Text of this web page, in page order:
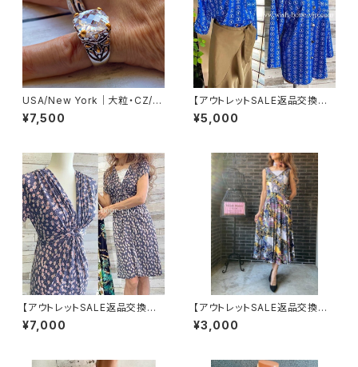
USA/New York｜大粒・CZ/キ
ュービックジルコニア アンティ
ークデザイン｜ゴッドリング｜ク
¥7,500
【アウトレットSALE返品交換不
可8/20まで】イタリア製シャツ・
ブラウス・トップス｜Made in IT
¥5,000
【アウトレットSALE返品交換不
可フランス製インポートワンピー
ス｜FIFILLES de PARIS フィ
¥7,000
【アウトレットSALE返品交換不
可8/20まで】フランス製インポ
ート・ロング丈マキシワンピース
¥3,000